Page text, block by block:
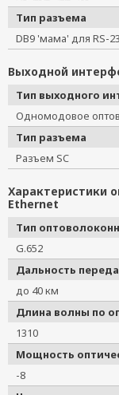
Тип разъема
DB9 'мама' для RS-
Выходной
Тип выходного
Одномодовое
Тип разъема
Разъем SC
Характеристики
Ethernet
Тип
G.652
Дальность
до 40 км
Длина волны по
1310
Мощность
-8